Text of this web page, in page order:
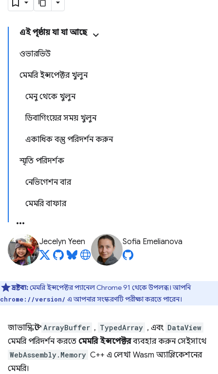
এই পৃষ্ঠায় যা যা আছে
ওভারভিউ
মেমরি ইন্সপেক্টর খুলুন
মেনু থেকে খুলুন
ডিবাগিংয়ের সময় খুলুন
একাধিক বস্তু পরিদর্শন করুন
স্মৃতি পরিদর্শক
নেভিগেশন বার
মেমরি বাফার
Jecelyn Yeen Sofia Emelianova
দ্রষ্টব্য:মেমরি ইন্সপেক্টর প্যানেল Chrome 91 থেকে উপলব্ধ। আপনি
chrome://version/ এ আপনার সংস্করণটি পরীক্ষা করতে পারেন।
জাভাস্ক্রিপ্টে ArrayBuffer , TypedArray , এবং DataView
মেমরি পরিদর্শন করতে মেমরি ইন্সপেক্টরব্যবহার করুন সেইসাথে
WebAssembly.Memory C++ এ লেখা Wasm অ্যাপ্লিকেশনের
মেমরি।